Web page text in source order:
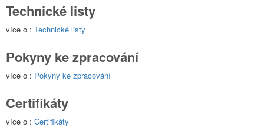
Technické listy
více o : Technické listy
Pokyny ke zpracování
více o : Pokyny ke zpracování
Certifikáty
více o : Certifikáty